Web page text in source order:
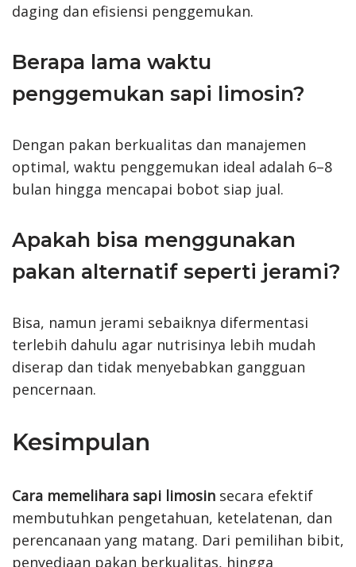
daging dan efisiensi penggemukan.
Berapa lama waktu
penggemukan sapi limosin?
Dengan pakan berkualitas dan manajemen
optimal, waktu penggemukan ideal adalah 6–8
bulan hingga mencapai bobot siap jual.
Apakah bisa menggunakan
pakan alternatif seperti jerami?
Bisa, namun jerami sebaiknya difermentasi
terlebih dahulu agar nutrisinya lebih mudah
diserap dan tidak menyebabkan gangguan
pencernaan.
Kesimpulan
Cara memelihara sapi limosin secara efektif
membutuhkan pengetahuan, ketelatenan, dan
perencanaan yang matang. Dari pemilihan bibit,
penyediaan pakan berkualitas, hingga